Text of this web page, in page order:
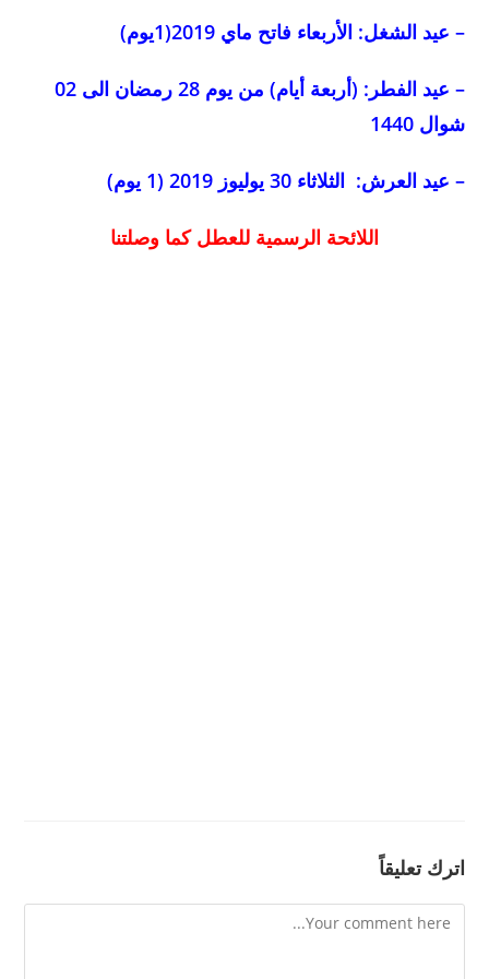
– عيد الشغل: الأربعاء فاتح ماي 2019(1يوم)
– عيد الفطر: (أربعة أيام) من يوم 28 رمضان الى 02
شوال 1440
– عيد العرش: الثلاثاء 30 يوليوز 2019 (1 يوم)
اللائحة الرسمية للعطل كما وصلتنا
اترك تعليقاً
Comment